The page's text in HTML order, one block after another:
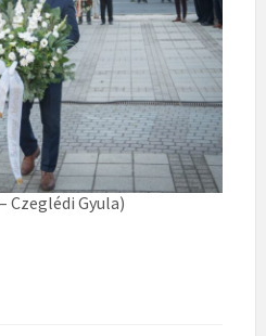
Czeglédi Gyula)